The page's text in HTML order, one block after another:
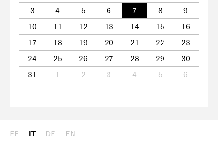
3
4 5 6 7 8
9
10
11 12 13 14 15
16
17
18 19 20 21 22
23
24
25 26 27 28 29
30
31
1 2 3 4 5 6
FR IT DE EN